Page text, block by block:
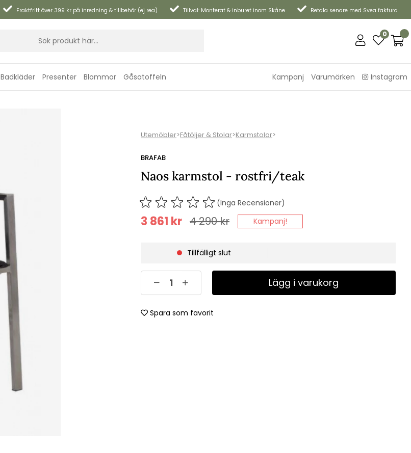
Fraktfritt över 399 kr på inredning & tillbehör (ej rea) Tillval: Monterat & inburet inom Skåne Betala senare med Svea faktura
0
Badkläder Presenter Blommor Gåsatoffeln Kampanj Varumärken Instagram
Utemöbler>Fåtöljer & Stolar>Karmstolar>
BRAFAB
Naos karmstol - rostfri/teak
(Inga Recensioner)
4 290kr
3 861 kr Kampanj!
Tillfälligt slut
Lägg i varukorg
Spara som favorit